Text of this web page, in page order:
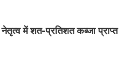
में शत-प्रतिशत कब्जा